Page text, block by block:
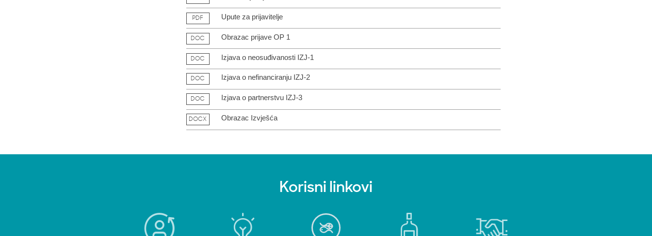
PDF Upute za prijavitelje
DOC Obrazac prijave OP 1
DOC Izjava o neosuđivanosti IZJ-1
DOC Izjava o nefinanciranju IZJ-2
DOC Izjava o partnerstvu IZJ-3
DOCX Obrazac Izvješća
Korisni linkovi